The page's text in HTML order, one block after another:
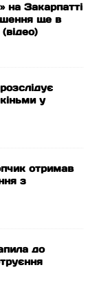
на Закарпатті
ще в
у
отримав
з
до